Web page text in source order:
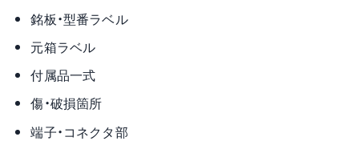
銘板・型番ラベル
元箱ラベル
付属品一式
傷・破損箇所
端子・コネクタ部